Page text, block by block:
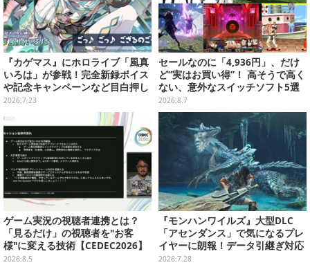
『カゲマス』にホロライブ「風真
いろは」が参戦！完全新録ボイス
や記念キャンペーンなど目白押し
―過去コラボキャラも復刻
2026.7.23
セールなのに「4,936円」、だけ
ど“実はお買い得”！ 高そうで高く
ない、意外なスイッチソフト5選
2026.8.7
ゲーム実況の視聴者連携とは？
「見るだけ」の視聴者を"お客
様"に変える技術【CEDEC2026】
2026.8.5
『モンハンワイルズ』大型DLC
「アセンダンス」で気になるプレ
イヤーに朗報！データ引継ぎ対応
の「序盤体験版」が配信決定
2026.7.28